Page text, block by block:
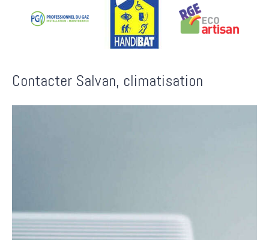
Contacter Salvan, climatisation